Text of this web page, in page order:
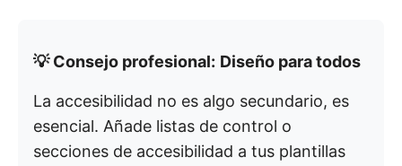
💡 Consejo profesional: Diseño para todos
La accesibilidad no es algo secundario, es
esencial. Añade listas de control o
secciones de accesibilidad a tus plantillas